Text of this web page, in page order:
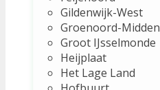
Gildenwijk-West
Groenoord-Midden
Groot IJsselmonde
Heijplaat
Het Lage Land